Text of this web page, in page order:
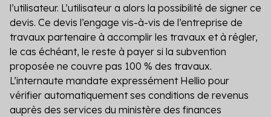
l’utilisateur. L’utilisateur a alors la possibilité de signer ce
devis. Ce devis l’engage vis-à-vis de l’entreprise de
travaux partenaire à accomplir les travaux et à régler,
le cas échéant, le reste à payer si la subvention
proposée ne couvre pas 100 % des travaux.
L’internaute mandate expressément Hellio pour
vérifier automatiquement ses conditions de revenus
auprès des services du ministère des finances